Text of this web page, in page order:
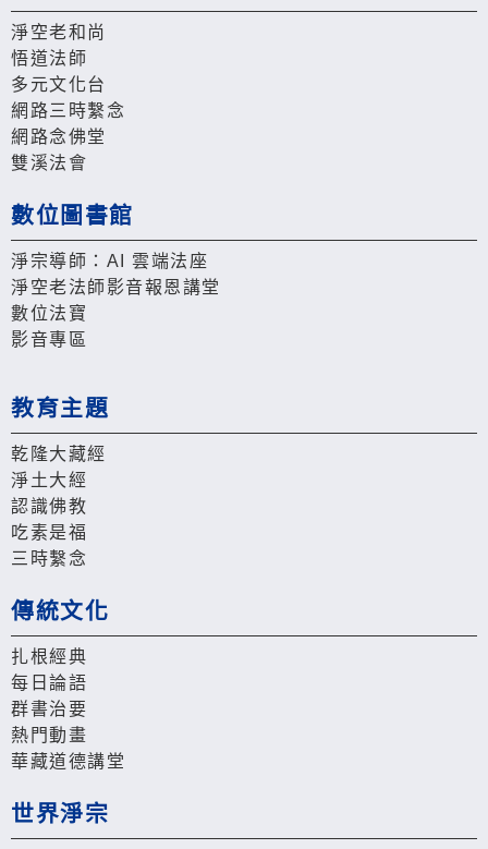
淨空老和尚
悟道法師
多元文化台
網路三時繫念
網路念佛堂
雙溪法會
數位圖書館
淨宗導師：AI 雲端法座
淨空老法師影音報恩講堂
數位法寶
影音專區
教育主題
乾隆大藏經
淨土大經
認識佛教
吃素是福
三時繫念
傳統文化
扎根經典
每日論語
群書治要
熱門動畫
華藏道德講堂
世界淨宗